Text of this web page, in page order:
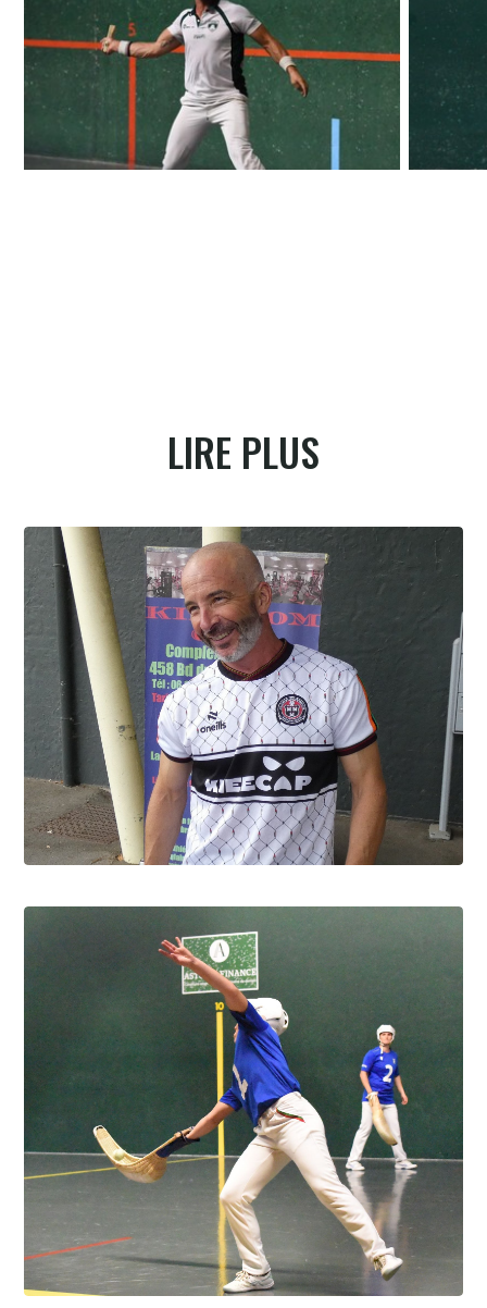
LIRE PLUS
David Berbon, "Foxy" c'est lui